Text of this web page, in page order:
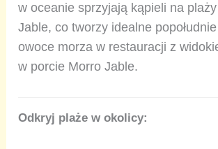
w oceanie sprzyjają kąpieli na
Jable, co tworzy idealne
owoce morza w restauracji z
w porcie Morro Jable.
Odkryj plaże w okolicy: